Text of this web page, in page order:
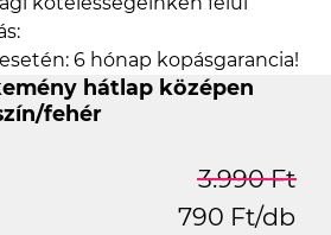
6 hónap kopásgarancia!
hátlap középen
fehér
3.990 Ft
790 Ft/db